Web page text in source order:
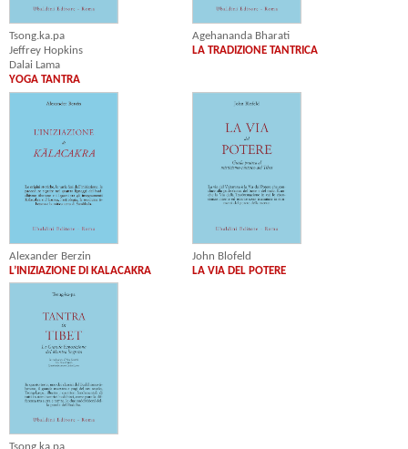
Tsong.ka.pa
Jeffrey Hopkins
Dalai Lama
YOGA TANTRA
Agehananda Bharati
LA TRADIZIONE TANTRICA
Alexander Berzin
L’INIZIAZIONE DI KALACAKRA
John Blofeld
LA VIA DEL POTERE